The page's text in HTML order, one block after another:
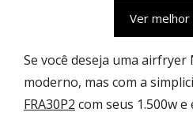
Ver melhor
Se você deseja uma airfryer
moderno, mas com a
FRA30P2 com seus 1.500w